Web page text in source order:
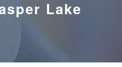
Lake